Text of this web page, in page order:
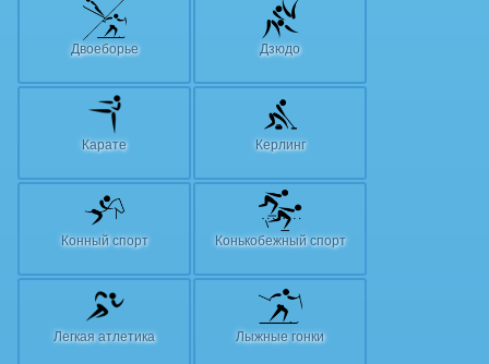
Двоеборье Дзюдо
Карате Керлинг
Конный спорт Конькобежный спорт
Легкая атлетика Лыжные гонки